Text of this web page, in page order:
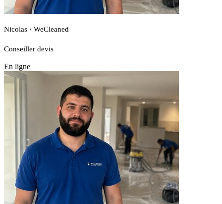
Nicolas · WeCleaned
Conseiller devis
En ligne